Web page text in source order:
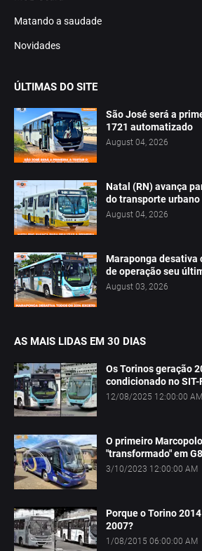
Matando a saudade
Novidades
ÚLTIMAS DO SITE
São José será a
1721 automatizado
August 04, 2026
Natal (RN) avança
do transporte urbano
August 04, 2026
Maraponga desativa
de operação seu
August 03, 2026
AS MAIS LIDAS EM 30 DIAS
Os Torinos geração
condicionado no SIT-
12/08/2025 12:00:00 AM
O primeiro
"transformado" em G8
3/10/2023 12:00:00 AM
Porque o Torino
2007?
1/08/2015 06:00:00 AM